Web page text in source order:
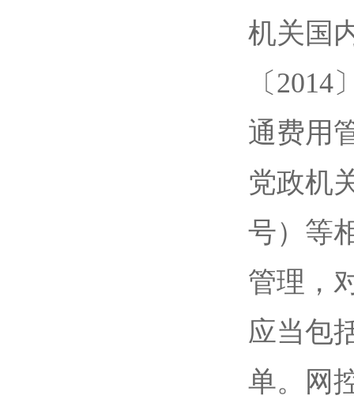
机关国
〔
通费用
党政机
号）等
管理，
应当包
单。网